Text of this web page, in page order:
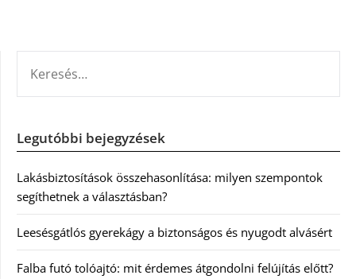
Legutóbbi bejegyzések
Lakásbiztosítások összehasonlítása: milyen szempontok
segíthetnek a választásban?
Leesésgátlós gyerekágy a biztonságos és nyugodt alvásért
Falba futó tolóajtó: mit érdemes átgondolni felújítás előtt?